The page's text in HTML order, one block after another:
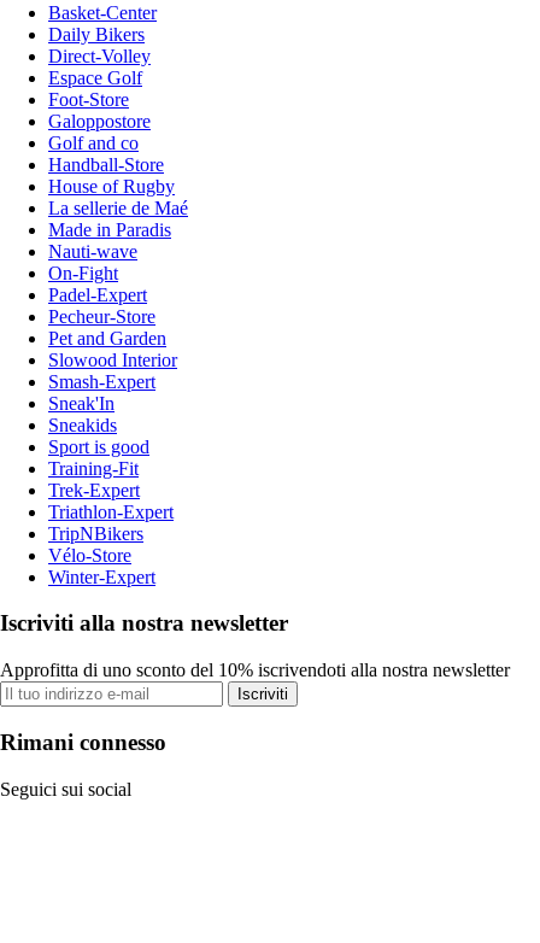
Basket-Center
Daily Bikers
Direct-Volley
Espace Golf
Foot-Store
Galoppostore
Golf and co
Handball-Store
House of Rugby
La sellerie de Maé
Made in Paradis
Nauti-wave
On-Fight
Padel-Expert
Pecheur-Store
Pet and Garden
Slowood Interior
Smash-Expert
Sneak'In
Sneakids
Sport is good
Training-Fit
Trek-Expert
Triathlon-Expert
TripNBikers
Vélo-Store
Winter-Expert
Iscriviti alla nostra newsletter
Approfitta di uno sconto del 10% iscrivendoti alla nostra newsletter
Iscriviti
Rimani connesso
Seguici sui social